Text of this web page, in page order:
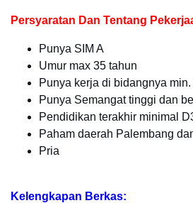
Persyaratan Dan Tentang
Punya SIM A
Umur max 35 tahun
Punya kerja di bidangnya min.
Punya Semangat tinggi dan
Pendidikan terakhir minimal
Paham daerah Palembang
Pria
Kelengkapan Berkas: